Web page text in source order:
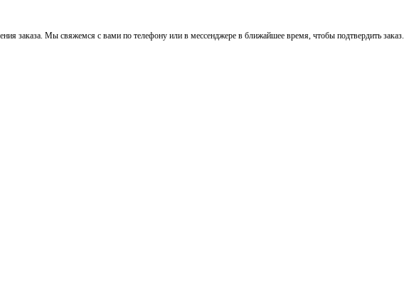
заказа. Мы свяжемся с вами по телефону или в мессенджере в ближайшее время, чтобы подтвердить заказ.